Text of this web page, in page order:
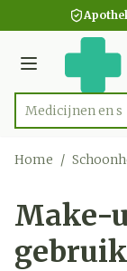
Ga naar de inhoud
Menu
Product, merk,
Home /
Make-